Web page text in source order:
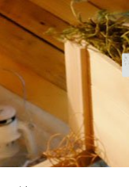
Перейти
навигации
Перейти
содержимому